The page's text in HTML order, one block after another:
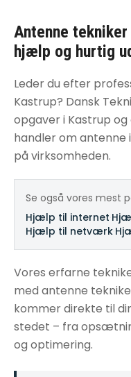
Antenne
hjælp og hurtig
Leder du efter
Kastrup? Dansk
opgaver i Kastrup
handler om antenne
på virksomheden.
Se også vores mest
Hjælp til internet
Hjælp til netværk
Vores erfarne
med antenne
kommer direkte til
stedet – fra
og optimering.